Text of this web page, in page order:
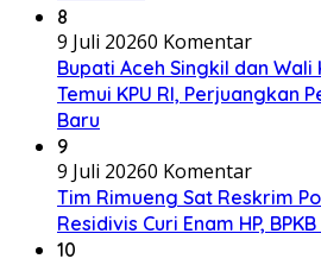
8
9 Juli 20260 Komentar
Bupati Aceh Singkil dan Wali
Temui KPU RI, Perjuangkan
Baru
9
9 Juli 20260 Komentar
Tim Rimueng Sat Reskrim
Residivis Curi Enam HP,
10